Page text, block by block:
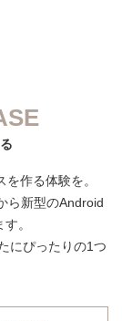
作る体験を。
ら新型のAndroid
。
にぴったりの1つ